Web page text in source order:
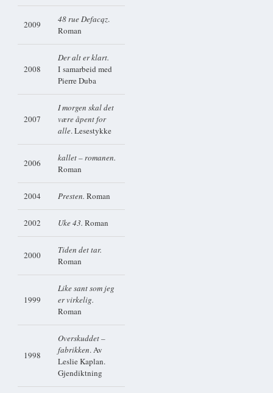
2009 48 rue Defacqz.
Roman
2008
Der alt er klart.
I samarbeid med
Pierre Duba
2007
I morgen skal det
være åpent for
alle. Lesestykke
2006
kallet – romanen.
Roman
2004 Presten. Roman
2002 Uke 43. Roman
2000
Tiden det tar.
Roman
1999
Like sant som jeg
er virkelig.
Roman
1998
Overskuddet –
fabrikken. Av
Leslie Kaplan.
Gjendiktning